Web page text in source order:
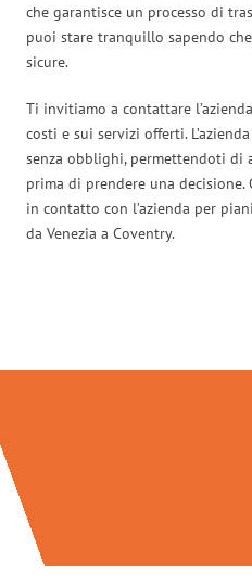
che garantisce un processo di
puoi stare tranquillo sapendo
sicure.
Ti invitiamo a contattare
costi e sui servizi offerti.
senza obblighi, permettendoti di
prima di prendere una
in contatto con l’azienda per
da Venezia a Coventry.